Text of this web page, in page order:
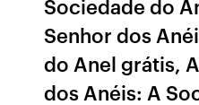
Sociedade do
Senhor dos
do Anel grátis,
dos Anéis: A